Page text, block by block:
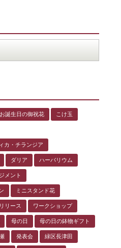
お誕生日の御祝花 こけ玉
カ・チランジア
ダリア ハーバリウム
メント
ミニスタンド花
リース ワークショップ
母の日 母の日の鉢物ギフト
発表会 緑区長津田